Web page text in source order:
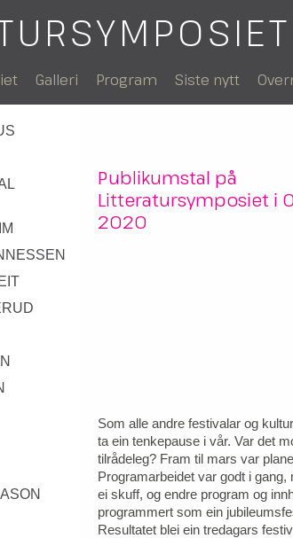
Galleri Program Siste nytt
Publikumstal på
Litteratursymposiet i
2020
Som alle andre festivalar og
ta ein tenkepause i vår. Var det
tilrådeleg? Fram til mars var
Programarbeidet var godt i
ei skuff, og endre program og
programmert som ein
Resultatet blei ein tredagars